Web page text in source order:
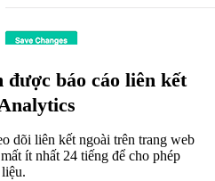
được báo cáo liên kết
dõi liên kết ngoài trên trang web
ít nhất 24 tiếng để cho phép